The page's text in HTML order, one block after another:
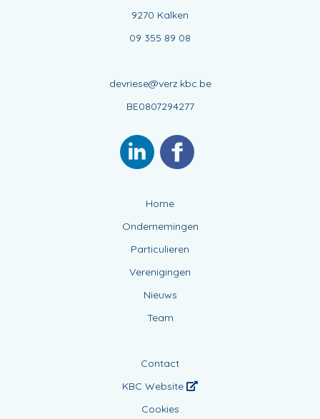
9270 Kalken
09 355 89 08
devriese@verz.kbc.be
BE0807294277
Home
Ondernemingen
Particulieren
Verenigingen
Nieuws
Team
Contact
KBC Website
Cookies